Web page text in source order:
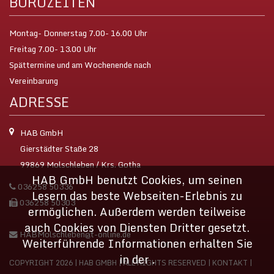
Montag- Donnerstag 7.00- 16.00 Uhr
Freitag 7.00- 13.00 Uhr
Spättermine und am Wochenende nach
Vereinbarung
ADRESSE
HAB GmbH
Gierstädter Staße 28
99869 Molschleben / Krs. Gotha
036258 50336
036258 50303
HABMolschleben@t-online.de
COPYRIGHT 2026 | HAB GMBH | ALL RIGHTS RESERVED | KONTAKT |
HAB GmbH benutzt Cookies, um seinen
Lesern das beste Webseiten-Erlebnis zu
ermöglichen. Außerdem werden teilweise
auch Cookies von Diensten Dritter gesetzt.
Weiterführende Informationen erhalten Sie
in der .